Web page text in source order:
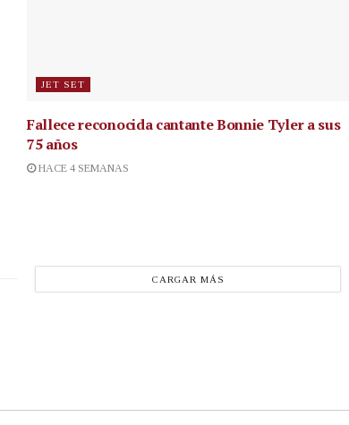
JET SET
Fallece reconocida cantanteBonnie Tyler a sus
75 años
HACE 4 SEMANAS
CARGAR MÁS